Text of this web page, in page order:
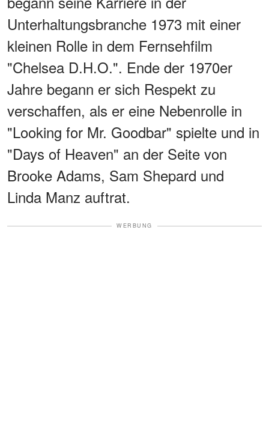
Unterhaltungsbranche 1973 mit einer
kleinen Rolle in dem Fernsehfilm
"Chelsea D.H.O.". Ende der 1970er
Jahre begann er sich Respekt zu
verschaffen, als er eine Nebenrolle in
"Looking for Mr. Goodbar" spielte und in
"Days of Heaven" an der Seite von
Brooke Adams, Sam Shepard und
Linda Manz auftrat.
WERBUNG